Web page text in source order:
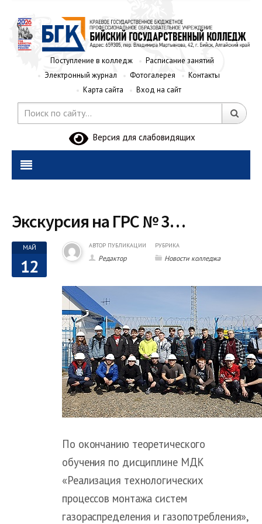
Поступление в колледж
Расписание занятий
Электронный журнал
Фотогалерея
Контакты
Карта сайта
Вход на сайт
Версия для слабовидящих
Экскурсия на ГРС № 3…
МАЙ
12
АВТОР ПУБЛИКАЦИИ
Редактор
РУБРИКА
Новости колледжа
По окончанию теоретического
обучения по дисциплине МДК
«Реализация технологических
процессов монтажа систем
газораспределения и газопотребления»,